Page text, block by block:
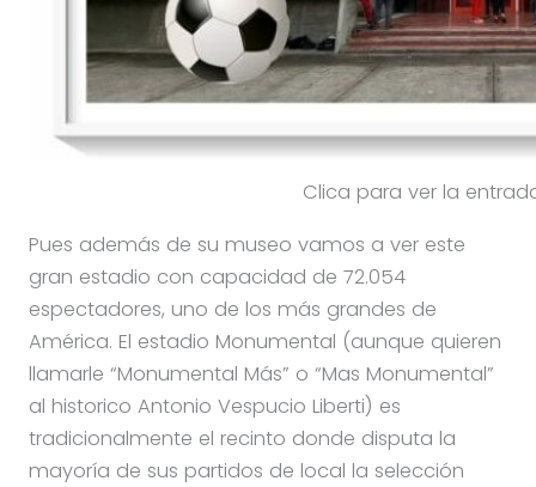
Clica para ver la
Pues además de su museo vamos a ver este
gran estadio con capacidad de 72.054
espectadores, uno de los más grandes de
América. El estadio Monumental (aunque quieren
llamarle “Monumental Más” o “Mas Monumental”
al historico Antonio Vespucio Liberti) es
tradicionalmente el recinto donde disputa la
mayoría de sus partidos de local la selección